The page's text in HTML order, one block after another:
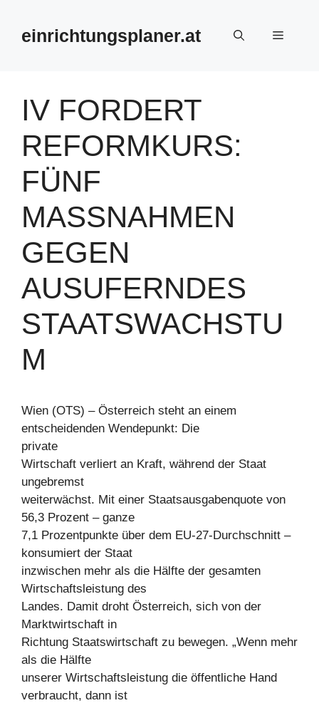
springeneinrichtungsplaner.at Menü
IV FORDERT
REFORMKURS:
FÜNF
MASSNAHMEN G
EGEN A
USUFERNDES S
TAATSWACHSTUM
Wien (OTS) – Österreich steht an einem
entscheidenden Wendepunkt: Die
private
Wirtschaft verliert an Kraft, während der Staat
ungebremst
weiterwächst. Mit einer Staatsausgabenquote von
56,3 Prozent – ganze
7,1 Prozentpunkte über dem EU-27-Durchschnitt –
konsumiert der Staat
inzwischen mehr als die Hälfte der gesamten
Wirtschaftsleistung des
Landes. Damit droht Österreich, sich von der
Marktwirtschaft in
Richtung Staatswirtschaft zu bewegen. „Wenn mehr
als die Hälfte
unserer Wirtschaftsleistung die öffentliche Hand
verbraucht, dann ist